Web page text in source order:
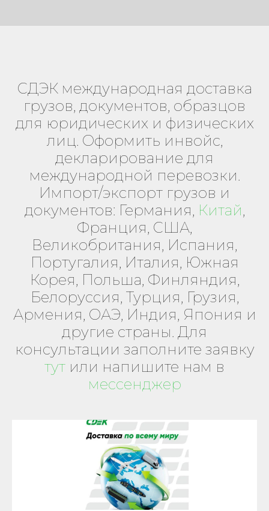
СДЭК международная доставка
грузов, документов, образцов
для юридических и физических
лиц. Оформить инвойс,
декларирование для
международной перевозки.
Импорт/экспорт грузов и
документов: Германия, Китай,
Франция, США,
Великобритания, Испания,
Португалия, Италия, Южная
Корея, Польша, Финляндия,
Белоруссия, Турция, Грузия,
Армения, ОАЭ, Индия, Япония и
другие страны. Для
консультации заполните заявку
тут или напишите нам в
мессенджер